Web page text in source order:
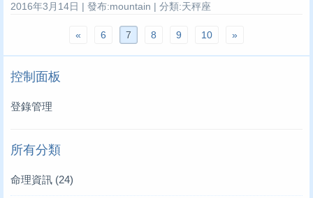
2016年3月14日 | 發布:mountain | 分類:天秤座
« 6 7 8 9 10 »
控制面板
登錄管理
所有分類
命理資訊 (24)